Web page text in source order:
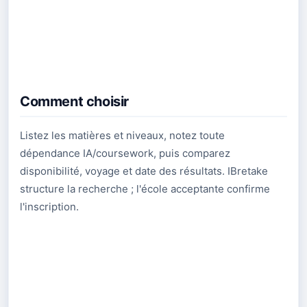
Comment choisir
Listez les matières et niveaux, notez toute
dépendance IA/coursework, puis comparez
disponibilité, voyage et date des résultats. IBretake
structure la recherche ; l'école acceptante confirme
l'inscription.